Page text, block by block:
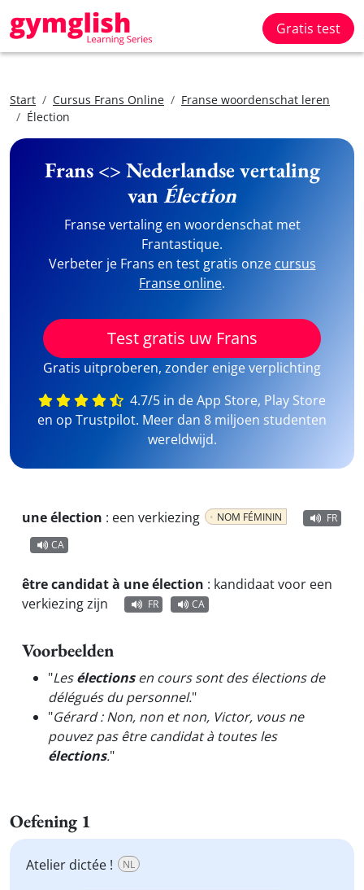
Gratis test
Start Cursus Frans Online
Franse woordenschat leren
Élection
Frans <> Nederlandse vertaling
vanÉlection
Franse vertaling en woordenschat met
Frantastique.
Verbeter je Frans en test gratis onze cursus
Franse online.
Test gratis uw Frans
Gratis uitproberen, zonder enige verplichting
4.7/5 in de App Store, Play Store
en op Trustpilot. Meer dan 8 miljoen studenten
wereldwijd.
une élection : een verkiezing NOM FÉMININ
FR
CA
être candidat à une élection : kandidaat voor een
verkiezing zijn
FR CA
Voorbeelden
"Lesélectionsen cours sont des élections de
délégués du personnel."
"Gérard : Non, non et non, Victor, vous ne
pouvez pas être candidat à toutes les
élections."
Oefening 1
Atelier dictée ! NL